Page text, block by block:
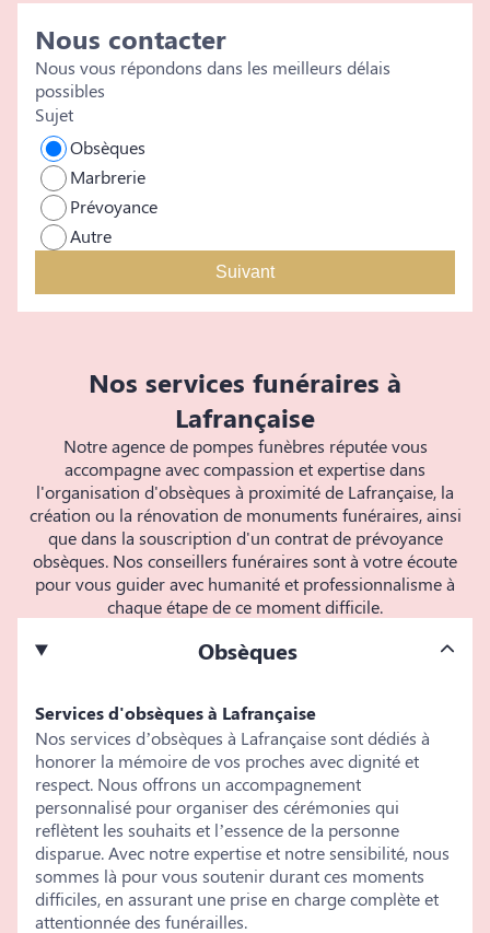
Nous contacter
Nous vous répondons dans les meilleurs délais
possibles
Sujet
Obsèques
Marbrerie
Prévoyance
Autre
Suivant
Nos services funéraires à
Lafrançaise
Notre agence de pompes funèbres réputée vous
accompagne avec compassion et expertise dans
l'organisation d'obsèques à proximité de Lafrançaise, la
création ou la rénovation de monuments funéraires, ainsi
que dans la souscription d'un contrat de prévoyance
obsèques. Nos conseillers funéraires sont à votre écoute
pour vous guider avec humanité et professionnalisme à
chaque étape de ce moment difficile.
Obsèques
Services d'obsèques à Lafrançaise
Nos services d’obsèques à Lafrançaise sont dédiés à
honorer la mémoire de vos proches avec dignité et
respect. Nous offrons un accompagnement
personnalisé pour organiser des cérémonies qui
reflètent les souhaits et l’essence de la personne
disparue. Avec notre expertise et notre sensibilité, nous
sommes là pour vous soutenir durant ces moments
difficiles, en assurant une prise en charge complète et
attentionnée des funérailles.